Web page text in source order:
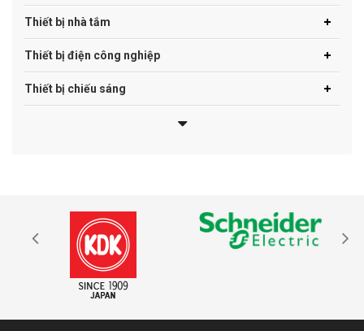
Thiết bị nhà tắm
Thiết bị điện công nghiệp
Thiết bị chiếu sáng